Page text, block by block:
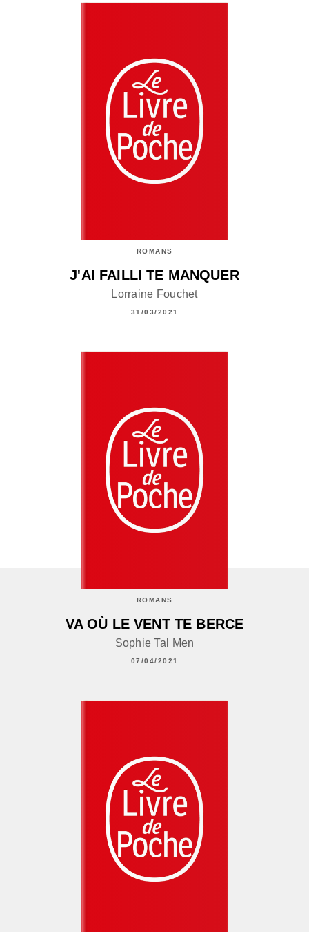
ROMANS
J'AI FAILLI TE MANQUER
Lorraine Fouchet
31/03/2021
ROMANS
VA OÙ LE VENT TE BERCE
Sophie Tal Men
07/04/2021